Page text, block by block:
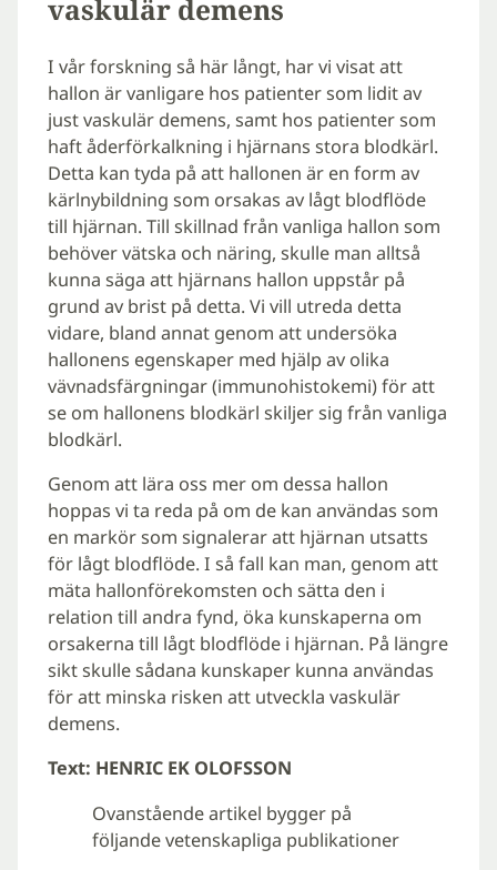
vaskulär demens
I vår forskning så här långt, har vi visat att
hallon är vanligare hos patienter som lidit av
just vaskulär demens, samt hos patienter som
haft åderförkalkning i hjärnans stora blodkärl.
Detta kan tyda på att hallonen är en form av
kärlnybildning som orsakas av lågt blodflöde
till hjärnan. Till skillnad från vanliga hallon som
behöver vätska och näring, skulle man alltså
kunna säga att hjärnans hallon uppstår på
grund av brist på detta. Vi vill utreda detta
vidare, bland annat genom att undersöka
hallonens egenskaper med hjälp av olika
vävnadsfärgningar (immunohistokemi) för att
se om hallonens blodkärl skiljer sig från vanliga
blodkärl.
Genom att lära oss mer om dessa hallon
hoppas vi ta reda på om de kan användas som
en markör som signalerar att hjärnan utsatts
för lågt blodflöde. I så fall kan man, genom att
mäta hallonförekomsten och sätta den i
relation till andra fynd, öka kunskaperna om
orsakerna till lågt blodflöde i hjärnan. På längre
sikt skulle sådana kunskaper kunna användas
för att minska risken att utveckla vaskulär
demens.
Text: HENRIC EK OLOFSSON
Ovanstående artikel bygger på
följande vetenskapliga publikationer